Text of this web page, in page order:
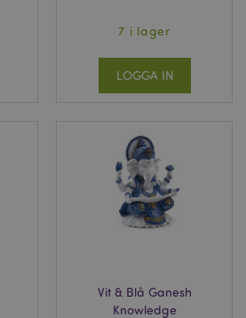
7 i lager
LOGGA IN
Vit & Blå Ganesh
Knowledge